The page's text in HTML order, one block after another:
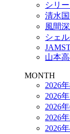
シリ
清水
風間
シェ
山本
MONTH
2026
2026
2026
2026
2026